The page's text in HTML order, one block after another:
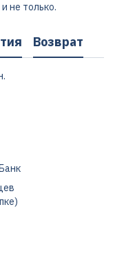
не только.
Возврат